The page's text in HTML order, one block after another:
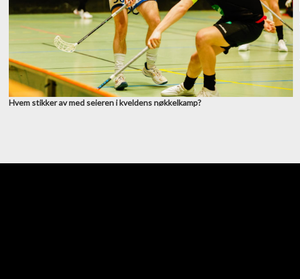
Hvem stikker av med seieren i kveldens nøkkelkamp?